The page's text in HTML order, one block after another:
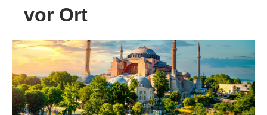
vor Ort